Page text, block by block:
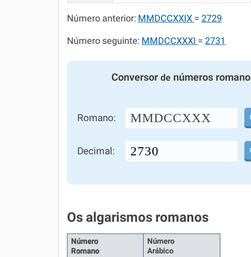
Número anterior: MMDCCXXIX = 2729
Número seguinte: MMDCCXXXI = 2731
Conversor denúmeros
Romano: MMDCCXXX
Decimal:
Os algarismos romanos
Número
Romano
Número
Arábico